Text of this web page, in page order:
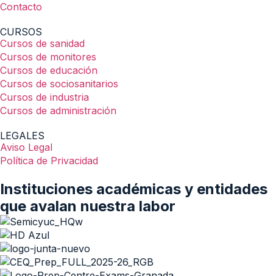
Contacto
CURSOS
Cursos de sanidad
Cursos de monitores
Cursos de educación
Cursos de sociosanitarios
Cursos de industria
Cursos de administración
LEGALES
Aviso Legal
Política de Privacidad
Instituciones académicas y entidades
que avalan nuestra labor